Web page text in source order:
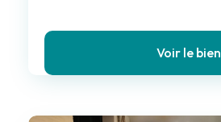
Voir le bien